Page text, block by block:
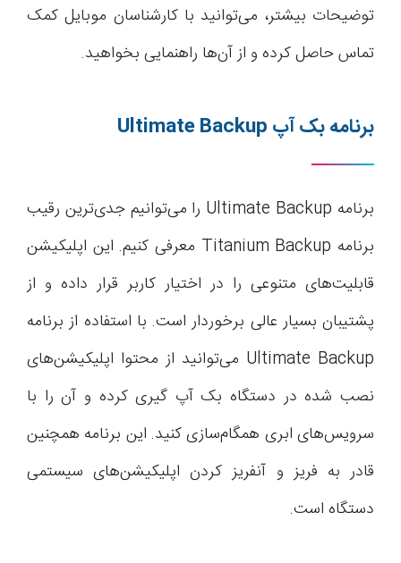
توضیحات بیشتر، می‌توانید با کارشناسان موبایل کمک
تماس حاصل کرده و از آن‌ها راهنمایی بخواهید.
برنامه بک آپ Ultimate Backup
برنامه Ultimate Backup را می‌توانیم جدی‌ترین رقیب
برنامه Titanium Backup معرفی کنیم. این اپلیکیشن
قابلیت‌های متنوعی را در اختیار کاربر قرار داده و از
پشتیبان بسیار عالی برخوردار است. با استفاده از برنامه
Ultimate Backup می‌توانید از محتوا اپلیکیشن‌های
نصب شده در دستگاه بک آپ گیری کرده و آن را با
سرویس‌های ابری همگام‌سازی کنید. این برنامه همچنین
قادر به فریز و آنفریز کردن اپلیکیشن‌های سیستمی
دستگاه است.